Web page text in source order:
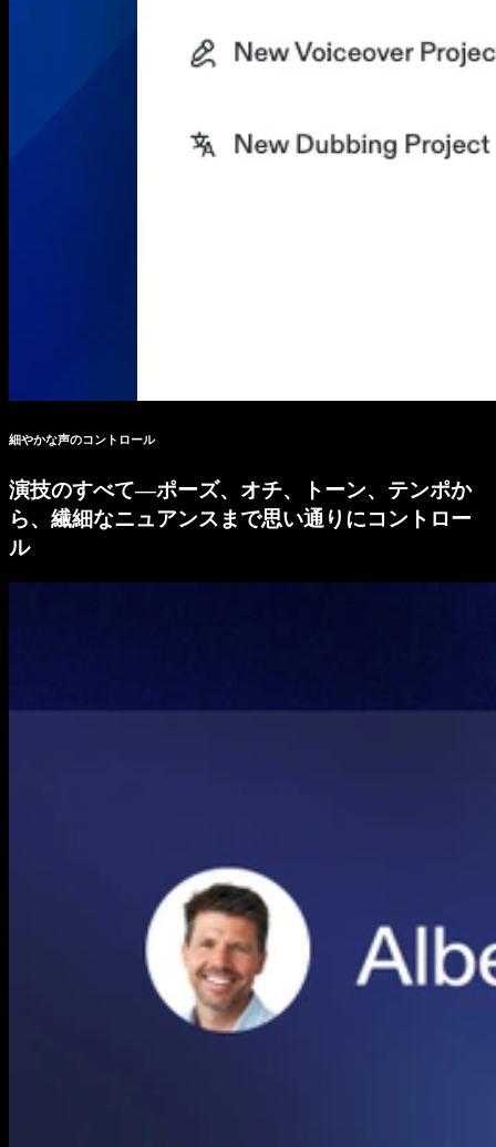
細やかな声のコントロール
演技のすべて—ポーズ、オチ、トーン、テンポか
ら、繊細なニュアンスまで思い通りにコントロー
ル